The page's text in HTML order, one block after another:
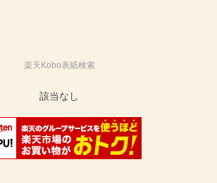
楽天Kobo表紙検索